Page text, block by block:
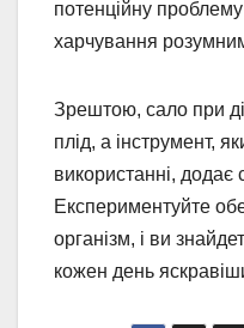
потенційну
харчування
Зрештою, сало при
плід, а інструмент,
використанні, додає
Експериментуйте
організм, і ви
кожен день